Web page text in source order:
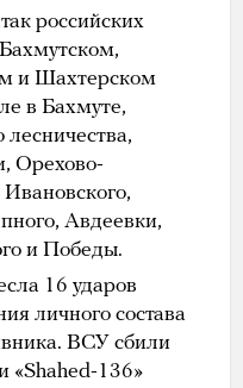
российских
и Шахтерском
в Бахмуте,
лесничества,
Орехово-
Авдеевки,
и Победы.
16 ударов
личного состава
ВСУ сбили
«Shahed-136»